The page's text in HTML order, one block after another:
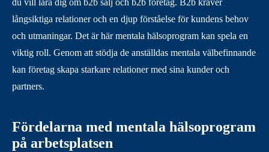
du vill lära dig om b2b sälj och b2b företag. B2b kräver
långsiktiga relationer och en djup förståelse för kundens behov
och utmaningar. Det är här mentala hälsoprogram kan spela en
viktig roll. Genom att stödja de anställdas mentala välbefinnande
kan företag skapa starkare relationer med sina kunder och
partners.
Fördelarna med mentala hälsoprogram
på arbetsplatsen